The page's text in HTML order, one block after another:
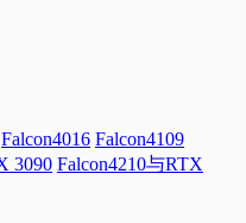
Falcon4016 Falcon4109
3090 Falcon4210与RTX